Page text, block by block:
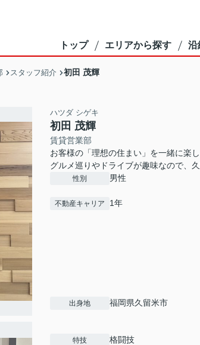
トップ エリアから探す 沿
スタッフ紹介 初田 茂輝
ハツダ シゲキ
初田 茂輝
賃貸営業部
お客様の「理想の住まい」を一緒に楽
グルメ巡りやドライブが趣味なので、
性別 男性
不動産キャリア 1年
出身地 福岡県久留米市
特技 格闘技